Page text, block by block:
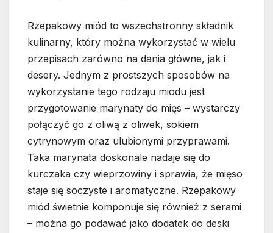
Rzepakowy miód to wszechstronny składnik
kulinarny, który można wykorzystać w wielu
przepisach zarówno na dania główne, jak i
desery. Jednym z prostszych sposobów na
wykorzystanie tego rodzaju miodu jest
przygotowanie marynaty do mięs – wystarczy
połączyć go z oliwą z oliwek, sokiem
cytrynowym oraz ulubionymi przyprawami.
Taka marynata doskonale nadaje się do
kurczaka czy wieprzowiny i sprawia, że mięso
staje się soczyste i aromatyczne. Rzepakowy
miód świetnie komponuje się również z serami
– można go podawać jako dodatek do deski